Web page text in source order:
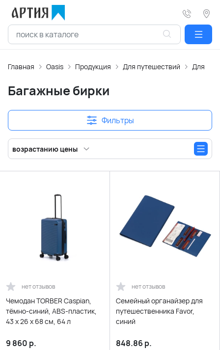
Главная Oasis Продукция Для путешествий Для
Багажные бирки
Фильтры
возрастанию цены
нет отзывов
Чемодан TORBER Caspian,
тёмно-синий, ABS-пластик,
43 х 26 х 68 см, 64 л
9 860 р.
нет отзывов
Семейный органайзер для
путешественника Favor,
синий
848.86 р.